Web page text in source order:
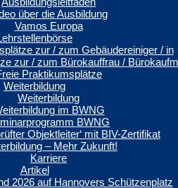
über die Ausbildung
Vamos Europa
zur / zum Gebäudereiniger / in
zur / zum Bürokauffrau /
Praktikumsplätze
Weiterbildung
Weiterbildung
im BWNG
BWNG
Objektleiter‘ mit BIV-Zertifikat
– Mehr Zukunft!
Karriere
Artikel
2026 auf Hannovers Schützenplatz